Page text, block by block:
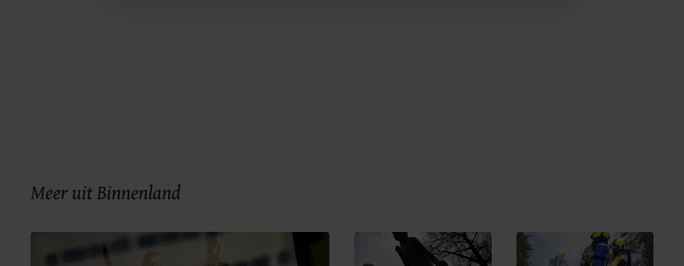
Meer uit Binnenland